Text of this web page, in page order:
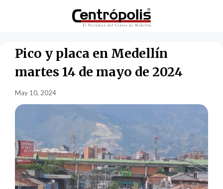
Pico y placa en Medellín
martes 14 de mayo de 2024
May 10, 2024